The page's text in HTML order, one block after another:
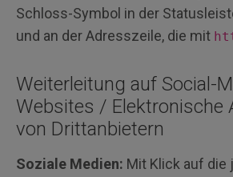
Schloss-Symbol in der
und an der Adresszeile, die mit
Weiterleitung auf Social-
Websites / Elektronische
von Drittanbietern
Soziale Medien: Mit Klick auf die